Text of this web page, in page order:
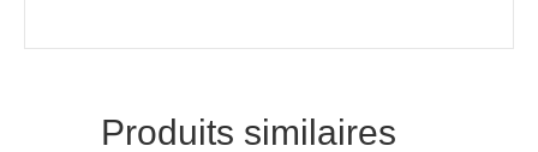
Produits similaires